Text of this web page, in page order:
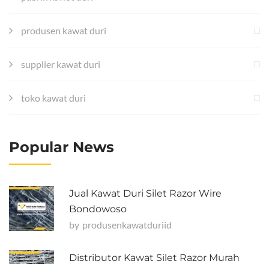
produsen kawat duri
supplier kawat duri
toko kawat duri
Popular News
Jual Kawat Duri Silet Razor Wire
Bondowoso
by Produsenkawatduriid
Distributor Kawat Silet Razor Murah